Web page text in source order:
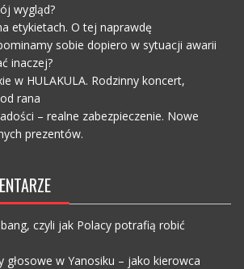
wygląd?
etykietach. O tej naprawdę
sobie dopiero w sytuacji awarii
inaczej?
w HULAKULA. Rodzinny koncert,
rana
– realne zabezpieczenie. Nowe
prezentów.
czyli jak Polacy potrafią robić
głosowe w Yanosiku – jako kierowca